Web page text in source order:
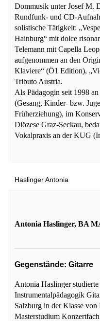
Dommusik unter Josef M.
Rundfunk- und CD-
solistische Tätigkeit:
Hainburg“ mit dolce
Telemann mit Capella
aufgenommen an den
Klaviere“ (Ö1 Edition),
Tributo Austria.
Als Pädagogin seit 1998
(Gesang, Kinder- bzw.
Früherziehung), im
Diözese Graz-Seckau,
Vokalpraxis an der KUG
Haslinger Antonia
Antonia Haslinger, BA
Gegenstände: Gitarre
Antonia Haslinger
Instrumentalpädagogik
Salzburg in der Klasse
Masterstudium